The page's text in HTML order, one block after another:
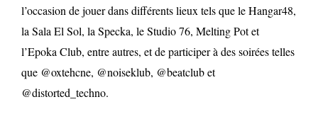
l’occasion de jouer dans différents lieux tels que le Hangar48,
la Sala El Sol, la Specka, le Studio 76, Melting Pot et
l’Epoka Club, entre autres, et de participer à des soirées telles
que @oxtehcne, @noiseklub, @beatclub et
@distorted_techno.